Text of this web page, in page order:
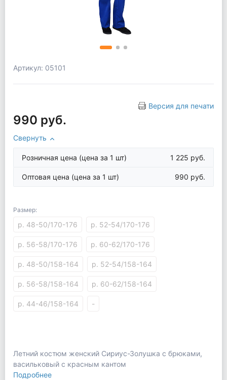
Артикул: 05101
Версия для печати
990 руб.
Свернуть
Розничная цена (цена за 1 шт) 1 225 руб.
Оптовая цена (цена за 1 шт) 990 руб.
Размер:
р. 48-50/170-176 р. 52-54/170-176
р. 56-58/170-176 р. 60-62/170-176
р. 48-50/158-164 р. 52-54/158-164
р. 56-58/158-164 р. 60-62/158-164
р. 44-46/158-164 -
Летний костюм женский Сириус-Золушка с брюками,
васильковый с красным кантом
Подробнее